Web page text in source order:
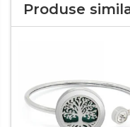
Produse